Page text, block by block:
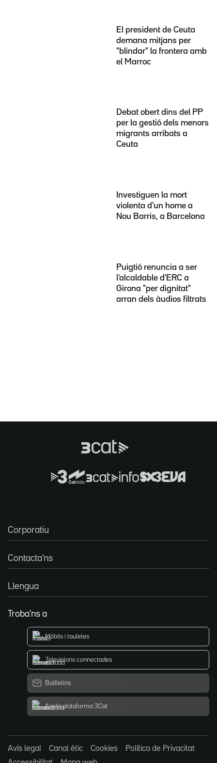
El president de Ceuta
demana mitjans per
"blindar" la frontera amb
el Marroc
Debat obert dins del PP
per la gestió dels menors
migrants arribats a
Ceuta
Investiguen la mort
violenta d'un home a
Nou Barris, a Barcelona
Puigtió renuncia a ser
l'alcaldable d'ERC a
Girona "per dignitat"
arran dels àudios filtrats
Corporatiu
Contacta'ns
Llengua
Troba'ns a
Mòbils i tauletes
Televisions connectades
Butlletins
Ajuda plataforma 3Cat
Avís legal Canal ètic Cookies
Política de Privacitat